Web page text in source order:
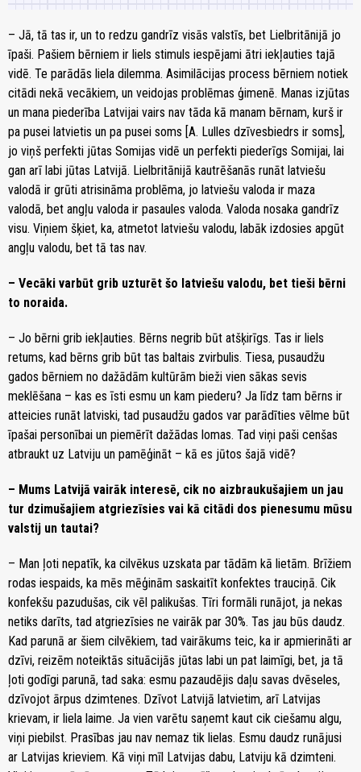
– Jā, tā tas ir, un to redzu gandrīz visās valstīs, bet Lielbritānijā jo
īpaši. Pašiem bērniem ir liels stimuls iespējami ātri iekļauties tajā
vidē. Te parādās liela dilemma. Asimilācijas process bērniem notiek
citādi nekā vecākiem, un veidojas problēmas ģimenē. Manas izjūtas
un mana piederība Latvijai vairs nav tāda kā manam bērnam, kurš ir
pa pusei latvietis un pa pusei soms [A. Lulles dzīvesbiedrs ir soms],
jo viņš perfekti jūtas Somijas vidē un perfekti piederīgs Somijai, lai
gan arī labi jūtas Latvijā. Lielbritānijā kautrēšanās runāt latviešu
valodā ir grūti atrisināma problēma, jo latviešu valoda ir maza
valodā, bet angļu valoda ir pasaules valoda. Valoda nosaka gandrīz
visu. Viņiem šķiet, ka, atmetot latviešu valodu, labāk izdosies apgūt
angļu valodu, bet tā tas nav.
– Vecāki varbūt grib uzturēt šo latviešu valodu, bet tieši bērni
to noraida.
– Jo bērni grib iekļauties. Bērns negrib būt atšķirīgs. Tas ir liels
retums, kad bērns grib būt tas baltais zvirbulis. Tiesa, pusaudžu
gados bērniem no dažādām kultūrām bieži vien sākas sevis
meklēšana – kas es īsti esmu un kam piederu? Ja līdz tam bērns ir
atteicies runāt latviski, tad pusaudžu gados var parādīties vēlme būt
īpašai personībai un piemērīt dažādas lomas. Tad viņi paši cenšas
atbraukt uz Latviju un pamēģināt – kā es jūtos šajā vidē?
– Mums Latvijā vairāk interesē, cik no aizbraukušajiem un jau
tur dzimušajiem atgriezīsies vai kā citādi dos pienesumu mūsu
valstij un tautai?
– Man ļoti nepatīk, ka cilvēkus uzskata par tādām kā lietām. Brīžiem
rodas iespaids, ka mēs mēģinām saskaitīt konfektes trauciņā. Cik
konfekšu pazudušas, cik vēl palikušas. Tīri formāli runājot, ja nekas
netiks darīts, tad atgriezīsies ne vairāk par 30%. Tas jau būs daudz.
Kad parunā ar šiem cilvēkiem, tad vairākums teic, ka ir apmierināti ar
dzīvi, reizēm noteiktās situācijās jūtas labi un pat laimīgi, bet, ja tā
ļoti godīgi parunā, tad saka: esmu pazaudējis daļu savas dvēseles,
dzīvojot ārpus dzimtenes. Dzīvot Latvijā latvietim, arī Latvijas
krievam, ir liela laime. Ja vien varētu saņemt kaut cik ciešamu algu,
viņi piebilst. Prasības jau nav nemaz tik lielas. Esmu daudz runājusi
ar Latvijas krieviem. Kā viņi mīl Latvijas dabu, Latviju kā dzimteni.